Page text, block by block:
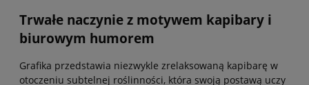
Trwałe naczynie z motywem kapibary i
biurowym humorem
Grafika przedstawia niezwykle zrelaksowaną kapibarę w
otoczeniu subtelnej roślinności, która swoją postawą uczy